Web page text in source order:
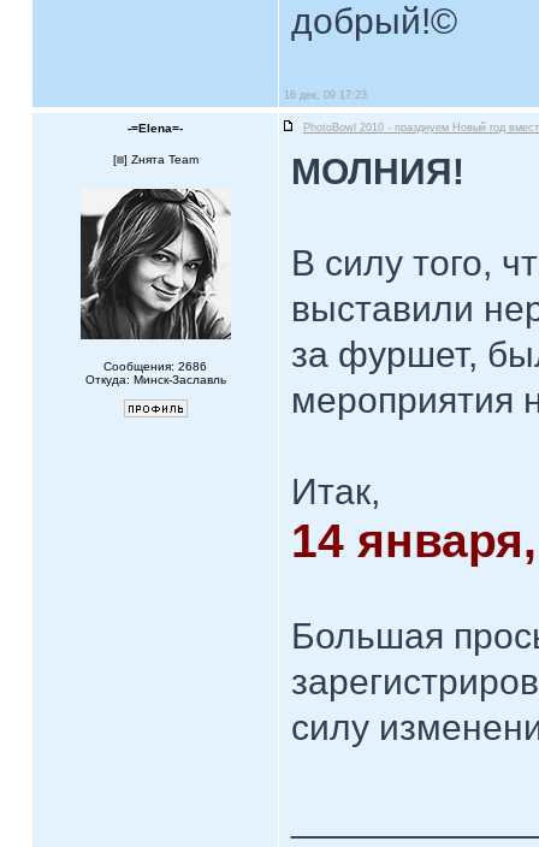
добрый!©
16 дек, 09 17:23
-=Elena=- PhotoBowl 2010 - празднуем Новый год
[ ] Zнята Team
Сообщения: 2686
Откуда: Минск-Заславль
МОЛНИЯ!
В силу того,
выставили
за фуршет,
мероприятия
Итак,
14
Большая
силу